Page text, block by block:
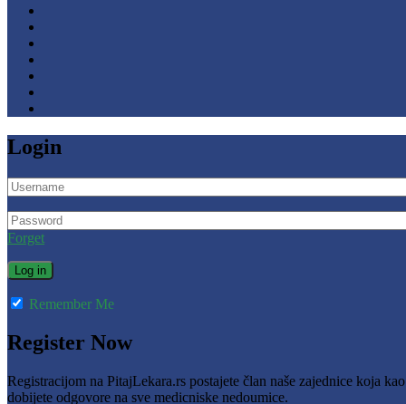
Login
Forget
Remember Me
Register Now
Registracijom na PitajLekara.rs postajete član naše zajednice koja
dobijete odgovore na sve medicniske nedoumice.